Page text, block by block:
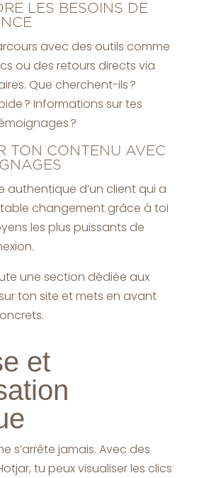
LES BESOINS DE
avec des outils comme
ou des retours directs via
Que cherchent-ils ?
? Informations sur tes
?
TON CONTENU AVEC
authentique d’un client qui a
changement grâce à toi
les plus puissants de
une section dédiée aux
ton site et mets en avant
et
s’arrête jamais. Avec des
tu peux visualiser les clics